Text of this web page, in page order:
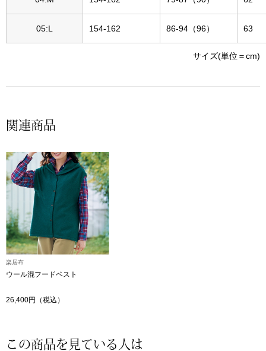
その他
ファッション
05:L 154-162 86-94（96） 63
サイズ(単位＝cm)
関連商品
楽居布
ウール混フードベスト
26,400円（税込）
この商品を見ている人は